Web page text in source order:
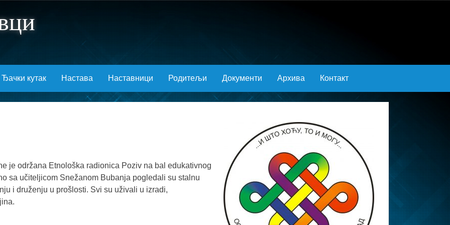
Ђачки кутак Настава Наставници Родитељи Документи Архива Контакт
je održana Etnološka radionica Poziv na bal edukativnog
sa učiteljicom Snežanom Bubanja pogledali su stalnu
i druženju u prošlosti. Svi su uživali u izradi,